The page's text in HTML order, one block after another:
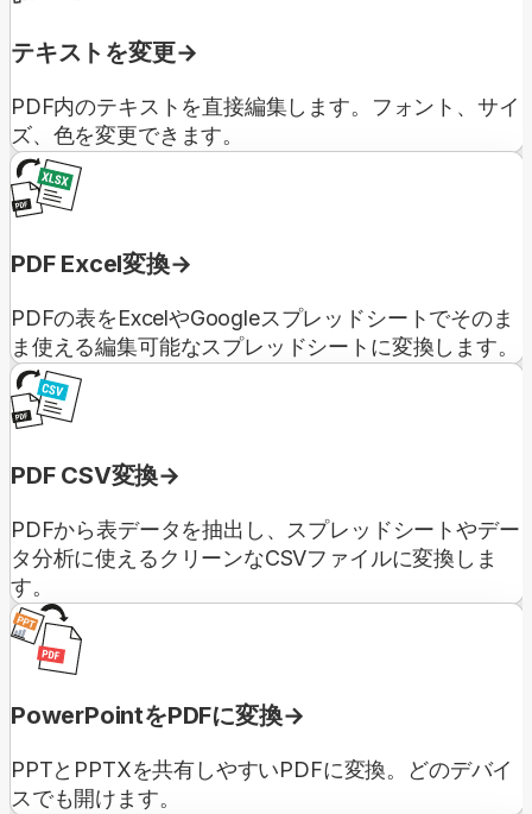
テキストを変更
PDF内のテキストを直接編集します。フォント、サイ
ズ、色を変更できます。
PDF Excel変換
PDFの表をExcelやGoogleスプレッドシートでそのま
ま使える編集可能なスプレッドシートに変換します。
PDF CSV変換
PDFから表データを抽出し、スプレッドシートやデー
タ分析に使えるクリーンなCSVファイルに変換しま
す。
PowerPointをPDFに変換
PPTとPPTXを共有しやすいPDFに変換。どのデバイ
スでも開けます。